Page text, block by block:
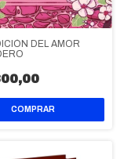
DEL AMOR